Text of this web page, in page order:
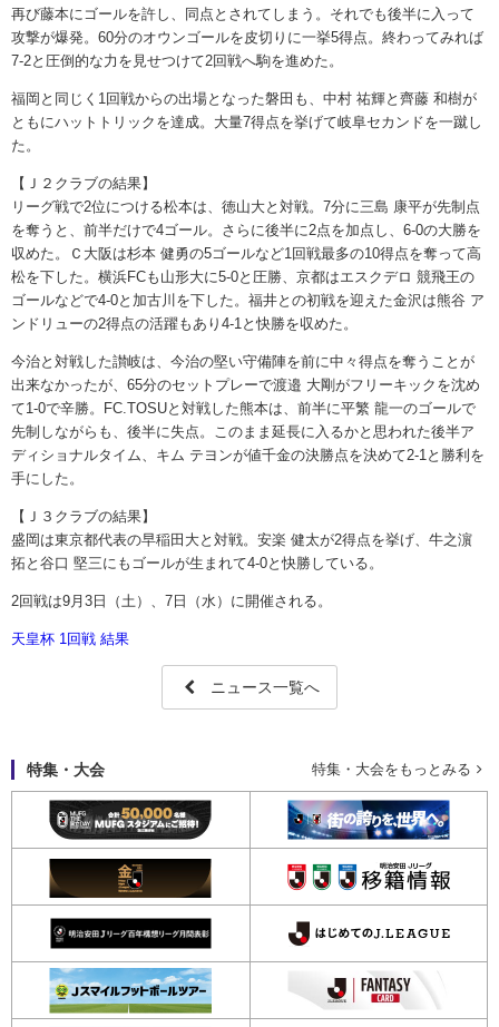
再び藤本にゴールを許し、同点とされてしまう。それでも後半に入って
攻撃が爆発。60分のオウンゴールを皮切りに一挙5得点。終わってみれば
7-2と圧倒的な力を見せつけて2回戦へ駒を進めた。
福岡と同じく1回戦からの出場となった磐田も、中村 祐輝と齊藤 和樹が
ともにハットトリックを達成。大量7得点を挙げて岐阜セカンドを一蹴し
た。
【Ｊ２クラブの結果】
リーグ戦で2位につける松本は、徳山大と対戦。7分に三島 康平が先制点
を奪うと、前半だけで4ゴール。さらに後半に2点を加点し、6-0の大勝を
収めた。Ｃ大阪は杉本 健勇の5ゴールなど1回戦最多の10得点を奪って高
松を下した。横浜FCも山形大に5-0と圧勝、京都はエスクデロ 競飛王の
ゴールなどで4-0と加古川を下した。福井との初戦を迎えた金沢は熊谷 ア
ンドリューの2得点の活躍もあり4-1と快勝を収めた。
今治と対戦した讃岐は、今治の堅い守備陣を前に中々得点を奪うことが
出来なかったが、65分のセットプレーで渡邉 大剛がフリーキックを沈め
て1-0で辛勝。FC.TOSUと対戦した熊本は、前半に平繁 龍一のゴールで
先制しながらも、後半に失点。このまま延長に入るかと思われた後半ア
ディショナルタイム、キム テヨンが値千金の決勝点を決めて2-1と勝利を
手にした。
【Ｊ３クラブの結果】
盛岡は東京都代表の早稲田大と対戦。安楽 健太が2得点を挙げ、牛之濵
拓と谷口 堅三にもゴールが生まれて4-0と快勝している。
2回戦は9月3日（土）、7日（水）に開催される。
天皇杯 1回戦 結果
ニュース一覧へ
特集・大会 特集・大会をもっとみる